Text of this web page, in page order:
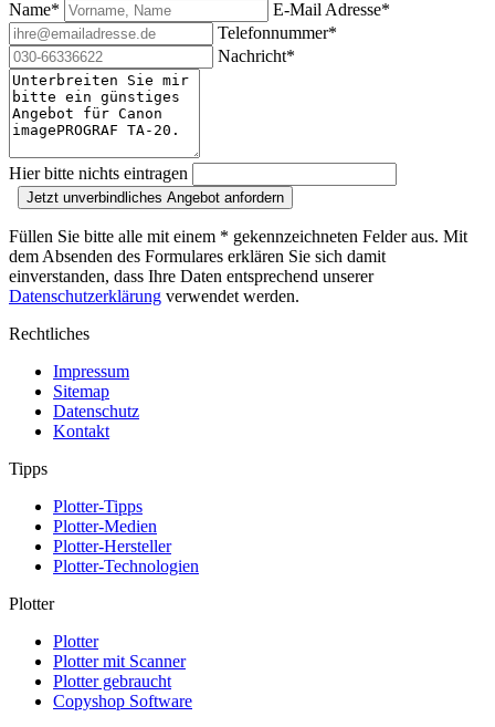
Name*
E-Mail Adresse*
Telefonnummer*
Nachricht*
Hier bitte nichts eintragen
Füllen Sie bitte alle mit einem * gekennzeichneten Felder aus. Mit
dem Absenden des Formulares erklären Sie sich damit
einverstanden, dass Ihre Daten entsprechend unserer
Datenschutzerklärung verwendet werden.
Rechtliches
Impressum
Sitemap
Datenschutz
Kontakt
Tipps
Plotter-Tipps
Plotter-Medien
Plotter-Hersteller
Plotter-Technologien
Plotter
Plotter
Plotter mit Scanner
Plotter gebraucht
Copyshop Software